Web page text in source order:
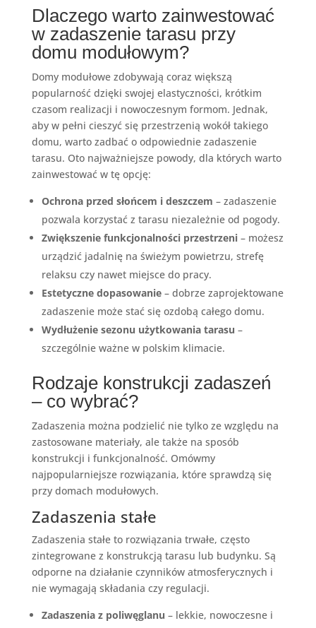
Dlaczego warto zainwestować
w zadaszenie tarasu przy
domu modułowym?
Domy modułowe zdobywają coraz większą
popularność dzięki swojej elastyczności, krótkim
czasom realizacji i nowoczesnym formom. Jednak,
aby w pełni cieszyć się przestrzenią wokół takiego
domu, warto zadbać o odpowiednie zadaszenie
tarasu. Oto najważniejsze powody, dla których warto
zainwestować w tę opcję:
Ochrona przed słońcem i deszczem – zadaszenie
pozwala korzystać z tarasu niezależnie od pogody.
Zwiększenie funkcjonalności przestrzeni– możesz
urządzić jadalnię na świeżym powietrzu, strefę
relaksu czy nawet miejsce do pracy.
Estetyczne dopasowanie– dobrze zaprojektowane
zadaszenie może stać się ozdobą całego domu.
Wydłużenie sezonu użytkowania tarasu –
szczególnie ważne w polskim klimacie.
Rodzaje konstrukcji zadaszeń
– co wybrać?
Zadaszenia można podzielić nie tylko ze względu na
zastosowane materiały, ale także na sposób
konstrukcji i funkcjonalność. Omówmy
najpopularniejsze rozwiązania, które sprawdzą się
przy domach modułowych.
Zadaszenia stałe
Zadaszenia stałe to rozwiązania trwałe, często
zintegrowane z konstrukcją tarasu lub budynku. Są
odporne na działanie czynników atmosferycznych i
nie wymagają składania czy regulacji.
Zadaszenia z poliwęglanu – lekkie, nowoczesne i